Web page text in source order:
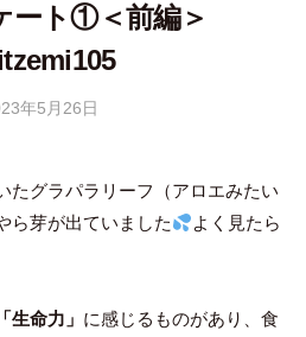
ート①＜前編＞
年5月26日
田
豪
たグラパラリーフ（アロエみたい
ら芽が出ていました
よく見たら
生命力」 に感じるものがあり、食